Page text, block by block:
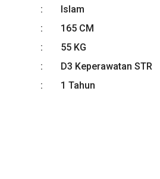
Islam
165 CM
55 KG
D3 Keperawatan STR
1 Tahun